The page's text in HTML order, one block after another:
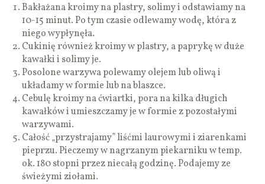
Bakłażana kroimy na plastry, solimy i odstawiamy na
10-15 minut. Po tym czasie odlewamy wodę, która z
niego wypłynęła.
Cukinię również kroimy w plastry, a paprykę w duże
kawałki i solimy je.
Posolone warzywa polewamy olejem lub oliwą i
układamy w formie lub na blaszce.
Cebulę kroimy na ćwiartki, pora na kilka długich
kawałków i umieszczamy je w formie z pozostałymi
warzywami.
Całość „przystrajamy” liśćmi laurowymi i ziarenkami
pieprzu. Pieczemy w nagrzanym piekarniku w temp.
ok. 180 stopni przez niecałą godzinę. Podajemy ze
świeżymi ziołami.